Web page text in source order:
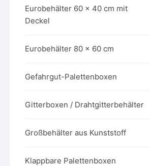
Eurobehälter 60 x 40 cm mit
Deckel
Eurobehälter 80 x 60 cm
Gefahrgut-Palettenboxen
Gitterboxen / Drahtgitterbehälter
Großbehälter aus Kunststoff
Klappbare Palettenboxen